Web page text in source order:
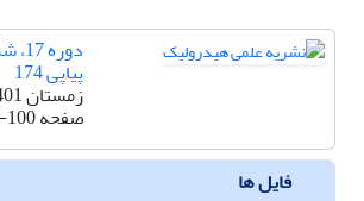
پیاپی 174
زمستان 1401
صفحه
فایل ها